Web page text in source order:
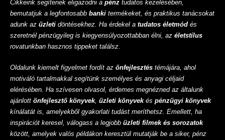
Cikkeink segítenek eligazodni a pénz tudatos kezelésében,
bemutatjuk a legfontosabb banki termékeket, és praktikus tanácsokat
adunk az üzleti döntésekhez. Ha érdekel a tudatos életmód és
szeretnél pénzügyileg is kiegyensúlyozottabban élni, az életstílus
rovatunkban hasznos tippeket találsz.
Oldalunk kiemelt figyelmet fordít az önfejlesztés témájára, ahol
motiváló tartalmakkal segítünk személyes és anyagi céljaid
elérésében. Ha szívesen olvasol, érdemes megnézned az általunk
ajánlott önfejlesztő könyvek, üzleti könyvekés pénzügyi könyvek
kínálatát is, amelyekből gyakorlati tudást meríthetsz. Emellett, ha
inspirációt keresel, válogass a legjobb üzleti filmek és sorozatok
között, amelyek valós példákon keresztül mutatják be a siker, pénz